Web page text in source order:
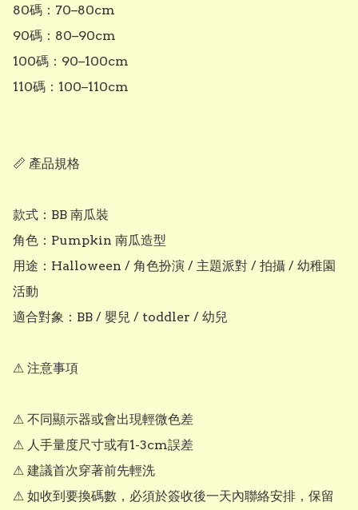
80碼：70–80cm
90碼：80–90cm
100碼：90–100cm
110碼：100–110cm
📏 產品規格
款式：BB 南瓜裝
角色：Pumpkin 南瓜造型
用途：Halloween / 角色扮演 / 主題派對 / 拍攝 / 幼稚園
活動
適合對象：BB / 嬰兒 / toddler / 幼兒
⚠ 注意事項
⚠ 不同顯示器或會出現輕微色差
⚠ 人手量度尺寸或有1-3cm誤差
⚠ 建議首次穿著前先輕洗
⚠ 如收到要換碼數，必須於簽收後一天內聯絡安排，保留